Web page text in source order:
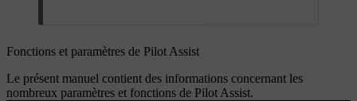
Fonctions et paramètres de Pilot Assist
Le présent manuel contient des informations concernant les
nombreux paramètres et fonctions de Pilot Assist.